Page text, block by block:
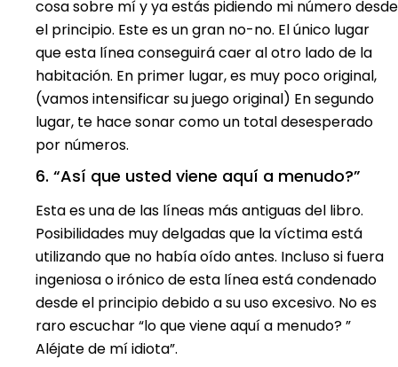
cosa sobre mí y ya estás pidiendo mi número desde
el principio. Este es un gran no-no. El único lugar
que esta línea conseguirá caer al otro lado de la
habitación. En primer lugar, es muy poco original,
(vamos intensificar su juego original) En segundo
lugar, te hace sonar como un total desesperado
por números.
6. “Así que usted viene aquí a menudo?”
Esta es una de las líneas más antiguas del libro.
Posibilidades muy delgadas que la víctima está
utilizando que no había oído antes. Incluso si fuera
ingeniosa o irónico de esta línea está condenado
desde el principio debido a su uso excesivo. No es
raro escuchar “lo que viene aquí a menudo? ”
Aléjate de mí idiota”.